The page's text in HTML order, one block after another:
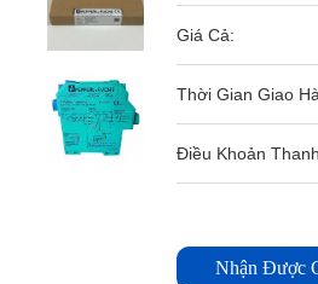
Giá Cả:
Thời Gian Giao
Điều Khoản
Nhận Được